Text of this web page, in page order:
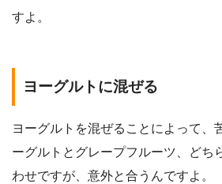
すよ。
ヨーグルトに混ぜる
ヨーグルトを混ぜることによって、
ーグルトとグレープフルーツ、どち
わせですが、意外と合うんですよ。